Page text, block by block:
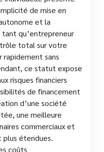
de mise en
et la
qu’entrepreneur
total sur votre
sans
ce statut expose
risques financiers
de financement
d’une société
une meilleure
commerciaux et
étendues.
coûts